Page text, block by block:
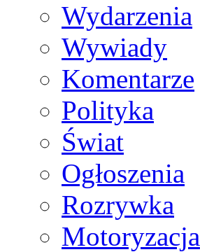
Wydarzenia
Wywiady
Komentarze
Polityka
Świat
Ogłoszenia
Rozrywka
Motoryzacja